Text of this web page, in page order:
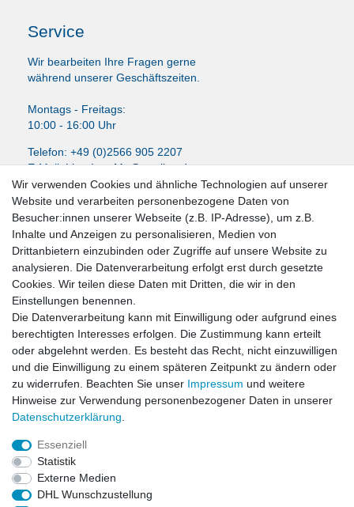
Service
Wir bearbeiten Ihre Fragen gerne
während unserer Geschäftszeiten.
Montags - Freitags:
10:00 - 16:00 Uhr
Telefon: +49 (0)2566 905 2207
E-Mail:LissyInterMo@t-online.de
News-Letter abonieren
VORNAME NACHNAME
E-MAIL **
Newsletter
Honig
Hiermit bestätige ich, dass ich dieDaten­schutz­erklärunggelesen habe. Meine
Einwilligung kann ich jederzeit widerrufen.**
Abonnieren
Impressum
Wir verwenden Cookies und ähnliche Technologien auf unserer
Website und verarbeiten personenbezogene Daten von
Besucher:innen unserer Webseite (z.B. IP-Adresse), um z.B.
Inhalte und Anzeigen zu personalisieren, Medien von
Drittanbietern einzubinden oder Zugriffe auf unsere Website zu
analysieren. Die Datenverarbeitung erfolgt erst durch gesetzte
Cookies. Wir teilen diese Daten mit Dritten, die wir in den
Einstellungen benennen.
Die Datenverarbeitung kann mit Einwilligung oder aufgrund eines
berechtigten Interesses erfolgen. Die Zustimmung kann erteilt
oder abgelehnt werden. Es besteht das Recht, nicht einzuwilligen
und die Einwilligung zu einem späteren Zeitpunkt zu ändern oder
zu widerrufen. Beachten Sie unser Impressum und weitere
Hinweise zur Verwendung personenbezogener Daten in unserer
Daten­schutz­erklärung
Essenziell
Statistik
Externe Medien
DHL Wunschzustellung